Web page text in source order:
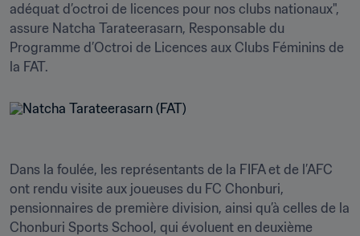
adéquat d’octroi de licences pour nos clubs nationaux",
assure Natcha Tarateerasarn, Responsable du
Programme d’Octroi de Licences aux Clubs Féminins de
Dans la foulée, les représentants de la FIFA et de l’AFC
ont rendu visite aux joueuses du FC Chonburi,
pensionnaires de première division, ainsi qu’à celles de la
Chonburi Sports School, qui évoluent en deuxième